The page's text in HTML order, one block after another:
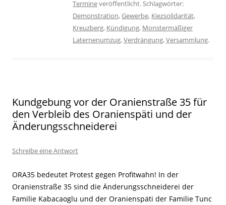
Termineveröffentlicht. Schlagwörter:
Demonstration,Gewerbe, Kiezsolidarität,
Kreuzberg, Kündigung, Monstermäßiger
Laternenumzug,Verdrängung,Versammlung.
Kundgebung vor der Oranienstraße 35 für
den Verbleib des Oranienspäti und der
Änderungsschneiderei
Schreibe eine Antwort
ORA35 bedeutet Protest gegen Profitwahn! In der
Oranienstraße 35 sind die Änderungsschneiderei der
Familie Kabacaoglu und der Oranienspäti der Familie Tunc